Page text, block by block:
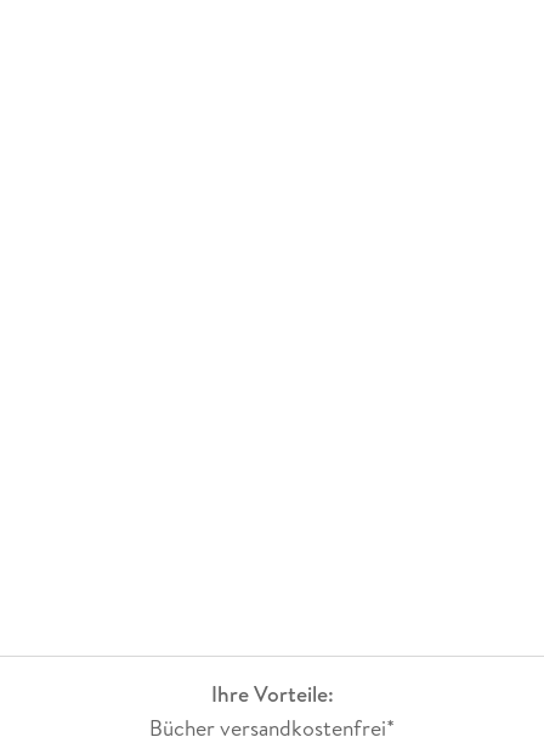
Ihre Vorteile:
Bücher versandkostenfrei*